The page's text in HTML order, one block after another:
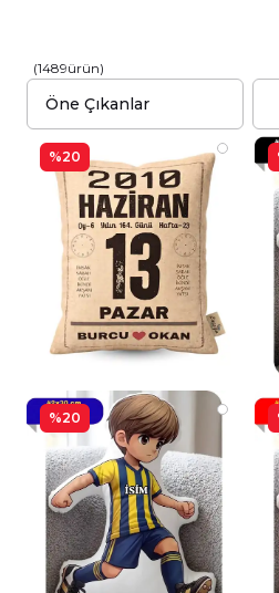
(1489ürün)
%20
%20